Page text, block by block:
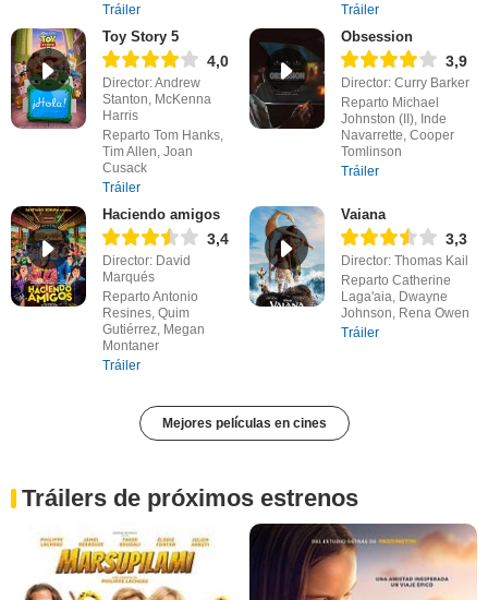
Tráiler
Tráiler
Toy Story 5
4,0
Director: Andrew
Stanton, McKenna
Harris
Reparto Tom Hanks,
Tim Allen, Joan
Cusack
Tráiler
Obsession
3,9
Director: Curry Barker
Reparto Michael
Johnston (II), Inde
Navarrette, Cooper
Tomlinson
Tráiler
Haciendo amigos
3,4
Director: David
Marqués
Reparto Antonio
Resines, Quim
Gutiérrez, Megan
Montaner
Tráiler
Vaiana
3,3
Director: Thomas Kail
Reparto Catherine
Laga'aia, Dwayne
Johnson, Rena Owen
Tráiler
Mejores películas en cines
Tráilers de próximos estrenos